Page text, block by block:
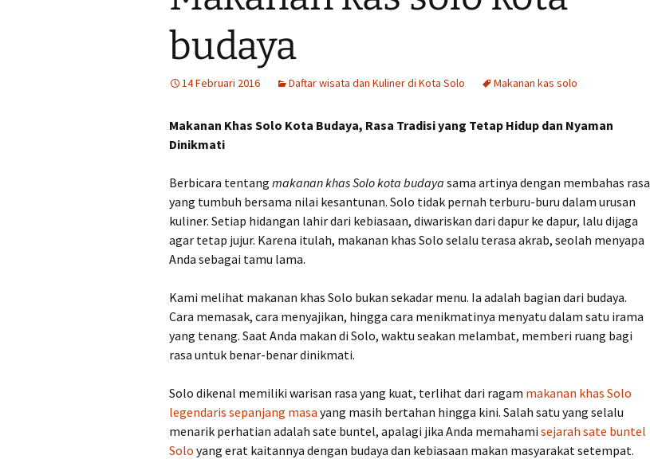
Tempat Makan Ideal
Dlidir Klasik Legendaris
Kuliner Malam Solo Murah
Sego Gule 10K
budaya
14 Februari 2016 Daftar wisata dan Kuliner di Kota Solo Makanan kas solo
Makanan Khas Solo Kota Budaya, Rasa Tradisi yang Tetap Hidup dan Nyaman
Dinikmati
Berbicara tentang makanan khas Solo kota budaya sama artinya dengan membahas rasa
yang tumbuh bersama nilai kesantunan. Solo tidak pernah terburu-buru dalam urusan
kuliner. Setiap hidangan lahir dari kebiasaan, diwariskan dari dapur ke dapur, lalu dijaga
agar tetap jujur. Karena itulah, makanan khas Solo selalu terasa akrab, seolah menyapa
Anda sebagai tamu lama.
Kami melihat makanan khas Solo bukan sekadar menu. Ia adalah bagian dari budaya.
Cara memasak, cara menyajikan, hingga cara menikmatinya menyatu dalam satu irama
yang tenang. Saat Anda makan di Solo, waktu seakan melambat, memberi ruang bagi
rasa untuk benar-benar dinikmati.
Solo dikenal memiliki warisan rasa yang kuat, terlihat dari ragam makanan khas Solo
legendaris sepanjang masa yang masih bertahan hingga kini. Salah satu yang selalu
menarik perhatian adalah sate buntel, apalagi jika Anda memahami sejarah sate buntel
Solo yang erat kaitannya dengan budaya dan kebiasaan makan masyarakat setempat.